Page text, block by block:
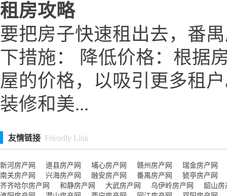
租房攻略
要把房子快速租出去，番
下措施： 降低价格：根据
屋的价格，以吸引更多租
装修和美...
友情链接 Friendly Link
新河房产网 道县房产网 埔心房产网 赣州房产网
瑞金房产网
南关房产网
兴海房产网 融安房产网 番禺房产网
猇亭房产网
齐齐哈尔房产网
和静房产网 大武房产网 乌伊岭房产网
韶山房